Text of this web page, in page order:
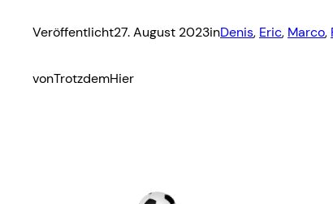
Veröffentlicht27. August 2023inDenis, Eric, Marco,
vonTrotzdemHier